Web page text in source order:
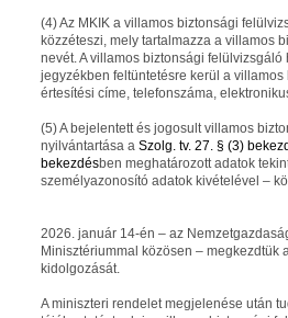
(4) Az MKIK a villamos biztonsági
közzéteszi, mely tartalmazza a villamos
nevét. A villamos biztonsági
jegyzékben feltüntetésre kerül a
értesítési címe, telefonszáma,
(5) A bejelentett és jogosult villamos
nyilvántartása a Szolg. tv. 27. § (3)
bekezdésben meghatározott adatok
személyazonosító adatok kivételével –
2026. január 14-én – az
Minisztériummal közösen – megkezdtük
kidolgozását.
A miniszteri rendelet megjelenése után